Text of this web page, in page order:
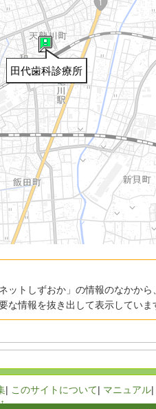
田代歯科診療所
ットしずおか」の情報のなかか
な情報を抜き出して表示していま
| このサイトについて| マニュアル|
↑